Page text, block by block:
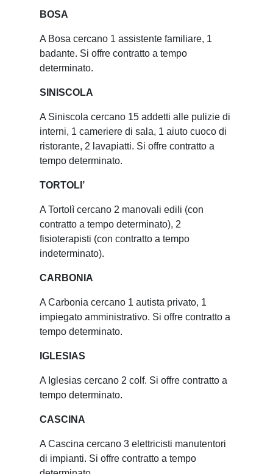
BOSA
A Bosa cercano 1 assistente familiare, 1
badante. Si offre contratto a tempo
determinato.
SINISCOLA
A Siniscola cercano 15 addetti alle pulizie di
interni, 1 cameriere di sala, 1 aiuto cuoco di
ristorante, 2 lavapiatti. Si offre contratto a
tempo determinato.
TORTOLI’
A Tortolì cercano 2 manovali edili (con
contratto a tempo determinato), 2
fisioterapisti (con contratto a tempo
indeterminato).
CARBONIA
A Carbonia cercano 1 autista privato, 1
impiegato amministrativo. Si offre contratto a
tempo determinato.
IGLESIAS
A Iglesias cercano 2 colf. Si offre contratto a
tempo determinato.
CASCINA
A Cascina cercano 3 elettricisti manutentori
di impianti. Si offre contratto a tempo